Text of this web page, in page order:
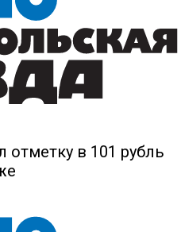
отметку в 101 рубль